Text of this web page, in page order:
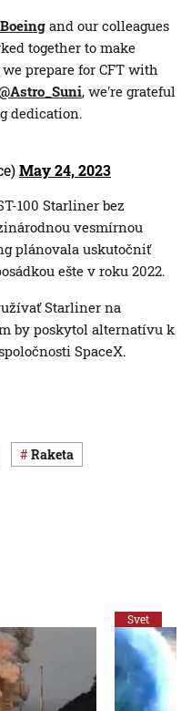
and our colleagues
together to make
we prepare for CFT with
, we're grateful
dedication.
May 24, 2023
100 Starliner bez
vesmírnou
plánovala uskutočniť
ešte v roku 2022.
Starliner na
by poskytol alternatívu k
SpaceX.
raketa
Svet